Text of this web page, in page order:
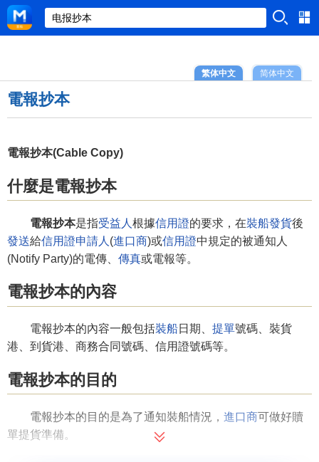
简体中文
繁体中文
電報抄本
電報抄本(Cable Copy)
什麼是電報抄本
電報抄本是指受益人 根據信用證的要求，在裝船發貨後
發送給信用證申請人 (進口商)或信用證中規定的被通知人
(Notify Party)的電傳、 傳真或電報等。
電報抄本的內容
電報抄本的內容一般包括裝船日期、 提單號碼、裝貨
港、到貨港、商務合同號碼、信用證號碼等。
電報抄本的目的
電報抄本的目的是為了通知裝船情況， 進口商可做好贖
單提貨準備。